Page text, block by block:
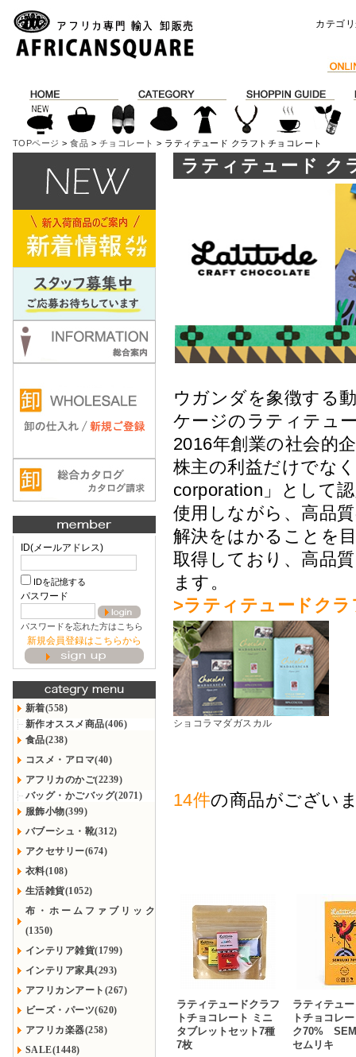
カテゴ
TOPページ >食品 > チョコレート > ラティテュード クラフトチョコレート
ID(メールアドレス)
IDを記憶する
パスワード
パスワードを忘れた方はこちら
新規会員登録はこちらから
新着(558)
新作オススメ商品(406)
食品(238)
コスメ・アロマ(40)
アフリカのかご(2239)
バッグ・かごバッグ(2071)
服飾小物(399)
バブーシュ・靴(312)
アクセサリー(674)
衣料(108)
生活雑貨(1052)
布・ホームファブリック
(1350)
インテリア雑貨(1799)
インテリア家具(293)
アフリカンアート(267)
ビーズ・パーツ(620)
アフリカ楽器(258)
SALE(1448)
ラティテュード ク
ウガンダを象徴する
ケージのラティテュ
2016年創業の社会的
株主の利益だけでな
corporation」として
使用しながら、高品
解決をはかることを
取得しており、高品
ます。
>ラティテュードク
ショコラマダガスカル
14件の商品がござい
ラティテュードクラフ
トチョコレート ミニ
タブレットセット7種
7枚
ラティテュ
トチョコレ
ク70%
セムリキ